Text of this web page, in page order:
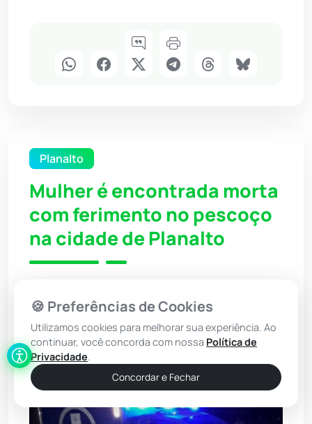
Planalto
Mulher é encontrada morta
com ferimento no pescoço
na cidade de Planalto
Por: Redação - Achei Sudoeste
Ouvir Notícia
Narração automática (IA)
🍪 Preferências de Cookies
Utilizamos cookies para melhorar sua experiência. Ao
continuar, você concorda com nossa Política de
Privacidade.
Concordar e Fechar